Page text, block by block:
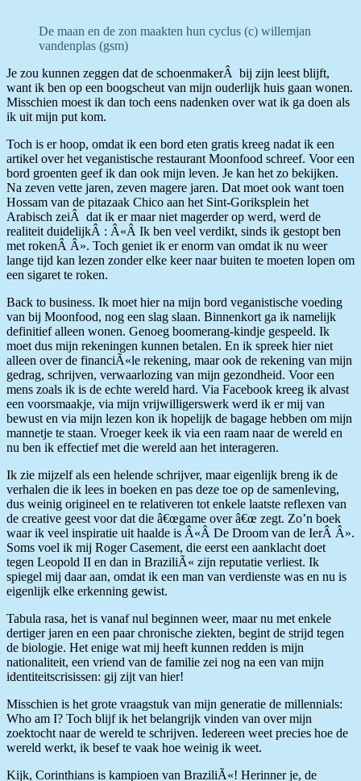
De maan en de zon maakten hun cyclus (c) willemjan
vandenplas (gsm)
Je zou kunnen zeggen dat de schoenmakerÂ bij zijn leest blijft,
want ik ben op een boogscheut van mijn ouderlijk huis gaan wonen.
Misschien moest ik dan toch eens nadenken over wat ik ga doen als
ik uit mijn put kom.
Toch is er hoop, omdat ik een bord eten gratis kreeg nadat ik een
artikel over het veganistische restaurant Moonfood schreef. Voor een
bord groenten geef ik dan ook mijn leven. Je kan het zo bekijken.
Na zeven vette jaren, zeven magere jaren. Dat moet ook want toen
Hossam van de pitazaak Chico aan het Sint-Goriksplein het
Arabisch zeiÂ dat ik er maar niet magerder op werd, werd de
realiteit duidelijkÂ : Â«Â Ik ben veel verdikt, sinds ik gestopt ben
met rokenÂ Â». Toch geniet ik er enorm van omdat ik nu weer
lange tijd kan lezen zonder elke keer naar buiten te moeten lopen om
een sigaret te roken.
Back to business. Ik moet hier na mijn bord veganistische voeding
van bij Moonfood, nog een slag slaan. Binnenkort ga ik namelijk
definitief alleen wonen. Genoeg boomerang-kindje gespeeld. Ik
moet dus mijn rekeningen kunnen betalen. En ik spreek hier niet
alleen over de financiÃ«le rekening, maar ook de rekening van mijn
gedrag, schrijven, verwaarlozing van mijn gezondheid. Voor een
mens zoals ik is de echte wereld hard. Via Facebook kreeg ik alvast
een voorsmaakje, via mijn vrijwilligerswerk werd ik er mij van
bewust en via mijn lezen kon ik hopelijk de bagage hebben om mijn
mannetje te staan. Vroeger keek ik via een raam naar de wereld en
nu ben ik effectief met die wereld aan het interageren.
Ik zie mijzelf als een helende schrijver, maar eigenlijk breng ik de
verhalen die ik lees in boeken en pas deze toe op de samenleving,
dus weinig origineel en te relativeren tot enkele laatste reflexen van
de creative geest voor dat die â€œgame over â€œ zegt. Zo’n boek
waar ik veel inspiratie uit haalde is Â«Â De Droom van de IerÂ Â».
Soms voel ik mij Roger Casement, die eerst een aanklacht doet
tegen Leopold II en dan in BraziliÃ« zijn reputatie verliest. Ik
spiegel mij daar aan, omdat ik een man van verdienste was en nu is
eigenlijk elke erkenning gewist.
Tabula rasa, het is vanaf nul beginnen weer, maar nu met enkele
dertiger jaren en een paar chronische ziekten, begint de strijd tegen
de biologie. Het enige wat mij heeft kunnen redden is mijn
nationaliteit, een vriend van de familie zei nog na een van mijn
identiteitscrisissen: gij zijt van hier!
Misschien is het grote vraagstuk van mijn generatie de millennials:
Who am I? Toch blijf ik het belangrijk vinden van over mijn
zoektocht naar de wereld te schrijven. Iedereen weet precies hoe de
wereld werkt, ik besef te vaak hoe weinig ik weet.
Kijk, Corinthians is kampioen van BraziliÃ«! Herinner je, de